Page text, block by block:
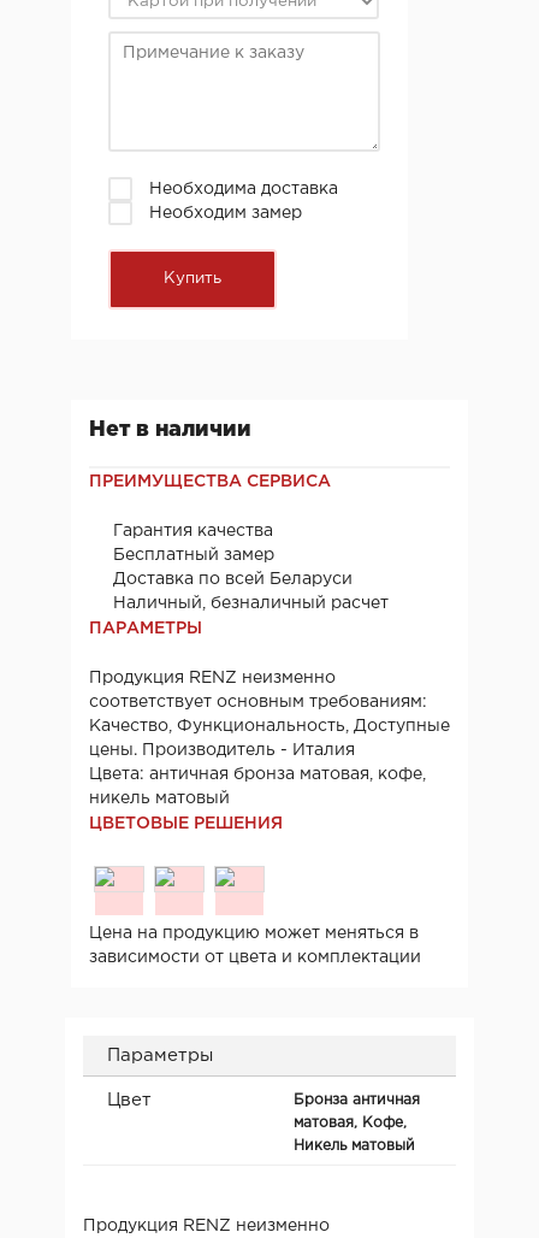
Необходима доставка
Необходим замер
Нет в наличии
ПРЕИМУЩЕСТВА СЕРВИСА
Гарантия качества
Бесплатный замер
Доставка по всей Беларуси
Наличный, безналичный расчет
ПАРАМЕТРЫ
Продукция RENZ неизменно
соответствует основным требованиям:
Качество, Функциональность, Доступные
цены. Производитель - Италия
Цвета: античная бронза матовая, кофе,
никель матовый
ЦВЕТОВЫЕ РЕШЕНИЯ
Цена на продукцию может меняться в
зависимости от цвета и комплектации
Параметры
Цвет
Бронза античная
матовая, Кофе,
Никель матовый
Продукция RENZ неизменно